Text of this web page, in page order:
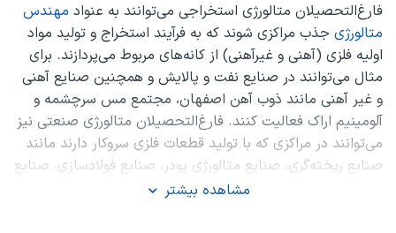
فارغ‌التحصیلان‌ متالورژی استخراجی‌ می‌توانند به عنواد مهندس
متالورژی جذب‌ مراکزی‌ شوند که‌ به‌ فرآیند استخراج‌ و تولید مواد
اولیه‌ فلزی‌ (آهنی‌ و غیرآهنی‌) از کانه‌های‌ مربوط‌ می‌پردازند. برای
مثال می‌توانند در صنایع‌ نفت‌ و پالایش‌ و همچنین‌ صنایع‌ آهنی‌
و غیر آهنی‌ مانند ذوب‌ آهن‌ اصفهان‌، مجتمع‌ مس‌ سرچشمه‌ و
آلومینیم‌ اراک‌ فعالیت‌ کنند. فارغ‌التحصیلان‌ متالورژی صنعتی‌ نیز
می‌توانند در مراکزی که با تولید قطعات فلزی سروکار دارند مانند
صنایع ریخته‌گری، صنایع متالورژی پودر، صنایع‌ فولادسازی‌، صنایع‌
دفاع‌، هواپیماسازی‌، کشتی‌سازی‌، تراکتورسازی‌، خودروسازی‌ و
مشاهده بیشتر